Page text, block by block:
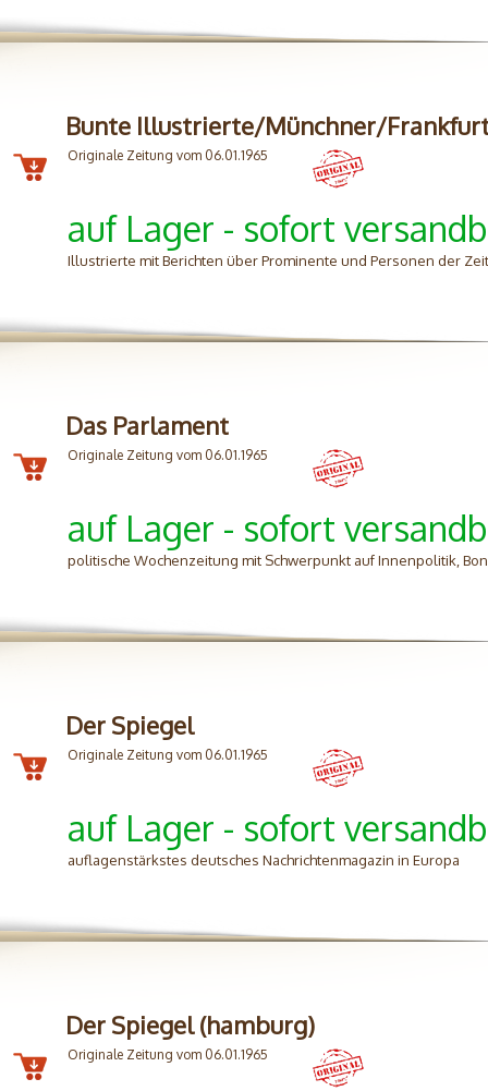
Bunte Illustrierte/Münchner/
Originale Zeitung vom 06.01.1965
auf Lager - sofort
Illustrierte mit Berichten über Prominente und Personen der
Das Parlament
Originale Zeitung vom 06.01.1965
auf Lager - sofort
politische Wochenzeitung mit Schwerpunkt auf Innenpolitik,
Der Spiegel
Originale Zeitung vom 06.01.1965
auf Lager - sofort
auflagenstärkstes deutsches Nachrichtenmagazin in Europa
Der Spiegel (hamburg)
Originale Zeitung vom 06.01.1965